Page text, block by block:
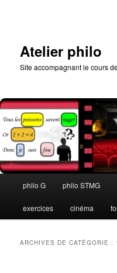
Atelier philo
Site accompagnant le cours
principal
philo G philo STMG
exercices cinéma
ARCHIVES DE CATÉGORIE :